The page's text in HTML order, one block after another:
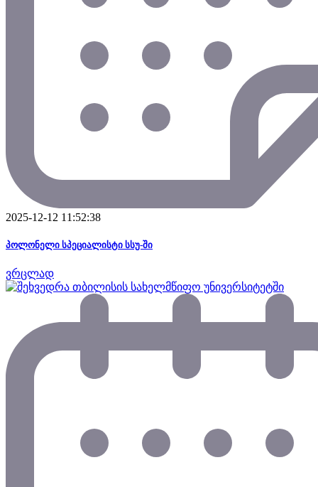
2025-12-12 11:52:38
პოლონელი სპეციალისტი სსუ-ში
ვრცლად